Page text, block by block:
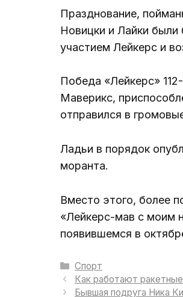
Празднование,
Новицки и Лайки были
участием Лейкерс и
Победа «Лейкерс»
Маверикс,
отправился в
Ладьи в порядок
моранта.
Вместо этого, более
«Лейкерс-мав с моим
появившемся в
Рубрики
Спорт
Как работают ракетные
Бывшая подруга Ника